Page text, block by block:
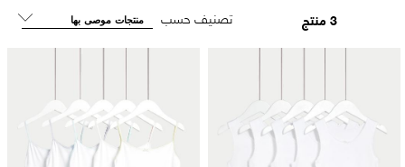
3 منتج تصنيف حسب